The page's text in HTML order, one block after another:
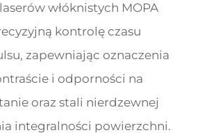
włóknistych MOPA
kontrolę czasu
zapewniając oznaczenia
i odporności na
oraz stali nierdzewnej
integralności powierzchni.